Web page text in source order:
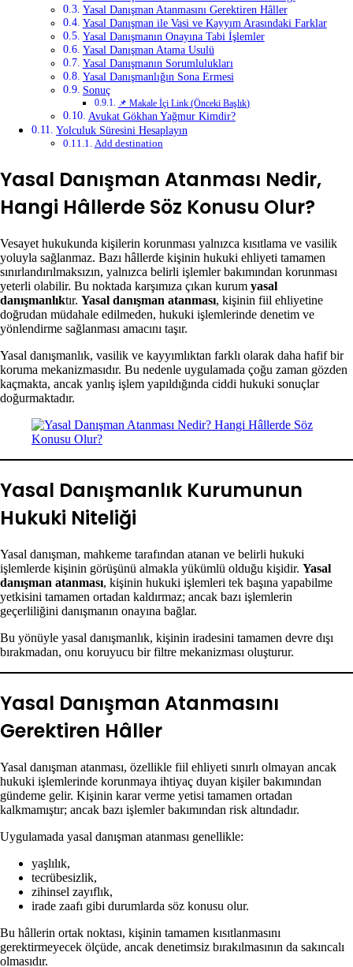
Yasal Danışman Atanmasını Gerektiren Hâller
Yasal Danışman ile Vasi ve Kayyım Arasındaki Farklar
Yasal Danışmanın Onayına Tabi İşlemler
Yasal Danışman Atama Usulü
Yasal Danışmanın Sorumlulukları
Yasal Danışmanlığın Sona Ermesi
Sonuç
📌 Makale İçi Link (Önceki Başlık)
Avukat Gökhan Yağmur Kimdir?
Yolculuk Süresini Hesaplayın
Add destination
Yasal Danışman Atanması Nedir,
Hangi Hâllerde Söz Konusu Olur?
Vesayet hukukunda kişilerin korunması yalnızca kısıtlama ve vasilik
yoluyla sağlanmaz. Bazı hâllerde kişinin hukuki ehliyeti tamamen
sınırlandırılmaksızın, yalnızca belirli işlemler bakımından korunması
yeterli olabilir. Bu noktada karşımıza çıkan kurum yasal
danışmanlıktır. Yasal danışman atanması, kişinin fiil ehliyetine
doğrudan müdahale edilmeden, hukuki işlemlerinde denetim ve
yönlendirme sağlanması amacını taşır.
Yasal danışmanlık, vasilik ve kayyımlıktan farklı olarak daha hafif bir
koruma mekanizmasıdır. Bu nedenle uygulamada çoğu zaman gözden
kaçmakta, ancak yanlış işlem yapıldığında ciddi hukuki sonuçlar
doğurmaktadır.
Yasal Danışmanlık Kurumunun
Hukuki Niteliği
Yasal danışman, mahkeme tarafından atanan ve belirli hukuki
işlemlerde kişinin görüşünü almakla yükümlü olduğu kişidir. Yasal
danışman atanması, kişinin hukuki işlemleri tek başına yapabilme
yetkisini tamamen ortadan kaldırmaz; ancak bazı işlemlerin
geçerliliğini danışmanın onayına bağlar.
Bu yönüyle yasal danışmanlık, kişinin iradesini tamamen devre dışı
bırakmadan, onu koruyucu bir filtre mekanizması oluşturur.
Yasal Danışman Atanmasını
Gerektiren Hâller
Yasal danışman atanması, özellikle fiil ehliyeti sınırlı olmayan ancak
hukuki işlemlerinde korunmaya ihtiyaç duyan kişiler bakımından
gündeme gelir. Kişinin karar verme yetisi tamamen ortadan
kalkmamıştır; ancak bazı işlemler bakımından risk altındadır.
Uygulamada yasal danışman atanması genellikle:
yaşlılık,
tecrübesizlik,
zihinsel zayıflık,
irade zaafı gibi durumlarda söz konusu olur.
Bu hâllerin ortak noktası, kişinin tamamen kısıtlanmasını
gerektirmeyecek ölçüde, ancak denetimsiz bırakılmasının da sakıncalı
olmasıdır.